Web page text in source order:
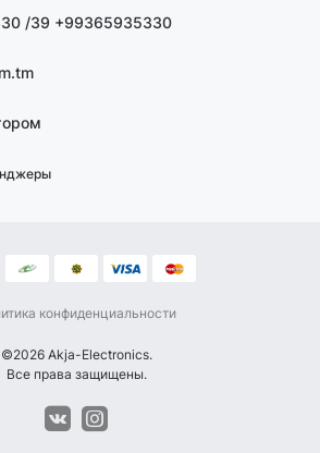
/39 +99365935330
конфиденциальности
©2026 Akja-Electronics.
Все права защищены.